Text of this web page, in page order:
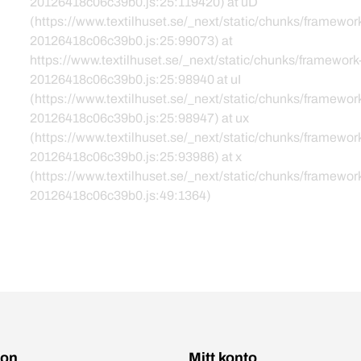
(https://www.textilhuset.se/_next/static/chunks/
20126418c06c39b0.js:25:99073) at
https://www.textilhuset.se/_next/static/chunks/
20126418c06c39b0.js:25:98940 at uI
(https://www.textilhuset.se/_next/static/chunks/
20126418c06c39b0.js:25:98947) at ux
(https://www.textilhuset.se/_next/static/chunks/
20126418c06c39b0.js:25:93986) at x
(https://www.textilhuset.se/_next/static/chunks/
20126418c06c39b0.js:49:1364)